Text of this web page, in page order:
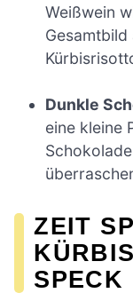
Weißwein
Dunkle
eine kleine
ZEIT
SPECK